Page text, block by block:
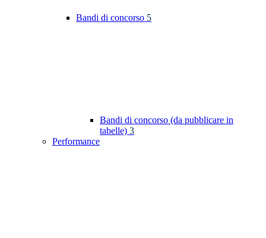
Bandi di concorso 5
Bandi di concorso (da pubblicare in
tabelle) 3
Performance